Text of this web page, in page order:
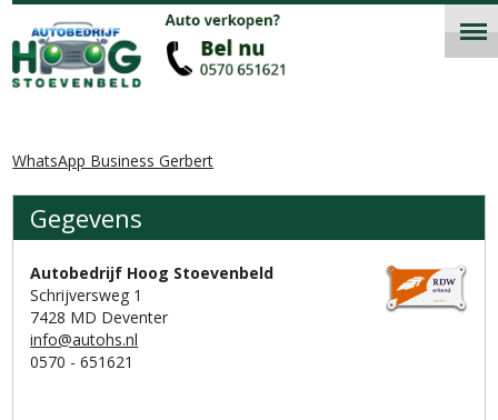
WhatsApp Business Gerbert
Gegevens
Gegevens
Autobedrijf Hoog Stoevenbeld
Schrijversweg 1
7428 MD Deventer
info@autohs.nl
0570 - 651621